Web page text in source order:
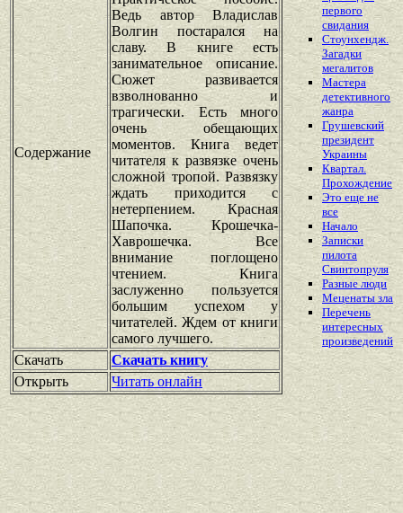
Содержание
Ведь автор Владислав
Волгин постарался на
славу. В книге есть
занимательное описание.
Сюжет развивается
взволнованно и
трагически. Есть много
очень обещающих
моментов. Книга ведет
читателя к развязке очень
сложной тропой. Развязку
ждать приходится с
нетерпением. Красная
Шапочка. Крошечка-
Хаврошечка. Все
внимание поглощено
чтением. Книга
заслуженно пользуется
большим успехом у
читателей. Ждем от книги
самого лучшего.
Скачать
Скачать книгу
Открыть
Читать онлайн
первого
свидания
Стоунхендж.
Загадки
мегалитов
Мастера
детективного
жанра
Грушевский
президент
Украины
Квартал.
Прохождение
Это еще не
все
Начало
Записки
пилота
Свинтопруля
Разные люди
Меценаты зла
Перечень
интересных
произведений